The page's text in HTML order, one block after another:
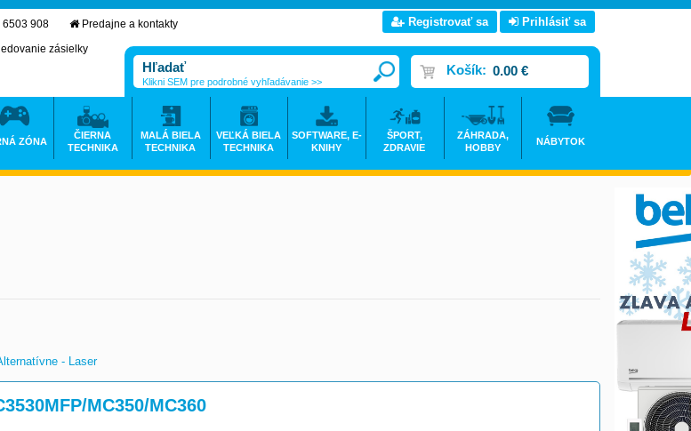
- Laser
MC350/MC360
6503 908
Predajne a kontakty
zásielky
Registrovať sa Prihlásiť sa
Košík: 0.00 €
Klikni SEM pre podrobné vyhľadávanie >>
ZÓNA
ČIERNA
TECHNIKA
MALÁ BIELA
TECHNIKA
VEĽKÁ BIELA
TECHNIKA
SOFTWARE, E-
KNIHY
ŠPORT,
ZDRAVIE
ZÁHRADA,
HOBBY
NÁBYTOK